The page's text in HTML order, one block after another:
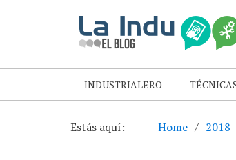
INDUSTRIALERO
Estás aquí: Home 2018